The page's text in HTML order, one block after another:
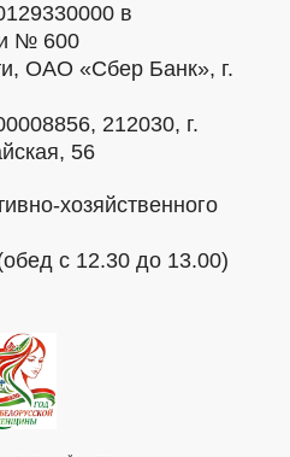
в
№ 600
ОАО «Сбер Банк», г.
212030, г.
56
хозяйственного
с 12.30 до 13.00)